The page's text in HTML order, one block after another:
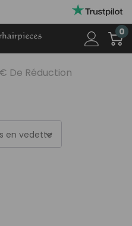
0
De Réduction